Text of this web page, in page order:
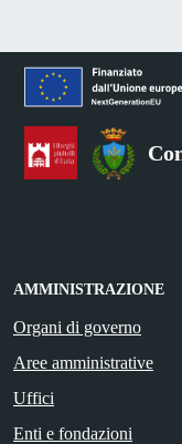
AMMINISTRAZIONE
Organi di governo
Aree amministrative
Uffici
Enti e fondazioni